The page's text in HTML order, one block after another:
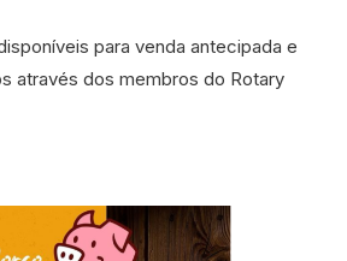
para venda antecipada e
através dos membros do Rotary